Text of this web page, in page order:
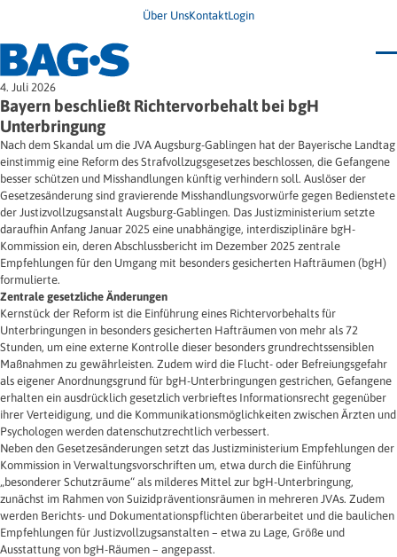
Über UnsKontaktLogin
Bundestagung 2026
Wo finde ich Hilfe?
News
Termine
Veröffentlichungen
Infodienst
Wegweiser
Jugendbroschüre
Impulse
Presse & Stellungnahmen
Newsletter
Unsere Themen
Angehörige
Ersatzfreiheitsstrafe
Freie Straffälligenhilfe
Gesundheit
Migration
Frauen
Wohnen
4. Juli 2026
Bayern beschließt Richtervorbehalt bei bgH
Unterbringung
Nach dem Skandal um die JVA Augsburg-Gablingen hat der Bayerische Landtag
einstimmig eine Reform des Strafvollzugsgesetzes beschlossen, die Gefangene
besser schützen und Misshandlungen künftig verhindern soll. Auslöser der
Gesetzesänderung sind gravierende Misshandlungsvorwürfe gegen Bedienstete
der Justizvollzugsanstalt Augsburg-Gablingen. Das Justizministerium setzte
daraufhin Anfang Januar 2025 eine unabhängige, interdisziplinäre bgH-
Kommission ein, deren Abschlussbericht im Dezember 2025 zentrale
Empfehlungen für den Umgang mit besonders gesicherten Hafträumen (bgH)
formulierte.
Zentrale gesetzliche Änderungen
Kernstück der Reform ist die Einführung eines Richtervorbehalts für
Unterbringungen in besonders gesicherten Hafträumen von mehr als 72
Stunden, um eine externe Kontrolle dieser besonders grundrechtssensiblen
Maßnahmen zu gewährleisten. Zudem wird die Flucht- oder Befreiungsgefahr
als eigener Anordnungsgrund für bgH-Unterbringungen gestrichen, Gefangene
erhalten ein ausdrücklich gesetzlich verbrieftes Informationsrecht gegenüber
ihrer Verteidigung, und die Kommunikationsmöglichkeiten zwischen Ärzten und
Psychologen werden datenschutzrechtlich verbessert.
Neben den Gesetzesänderungen setzt das Justizministerium Empfehlungen der
Kommission in Verwaltungsvorschriften um, etwa durch die Einführung
„besonderer Schutzräume“ als milderes Mittel zur bgH-Unterbringung,
zunächst im Rahmen von Suizidpräventionsräumen in mehreren JVAs. Zudem
werden Berichts- und Dokumentationspflichten überarbeitet und die baulichen
Empfehlungen für Justizvollzugsanstalten – etwa zu Lage, Größe und
Ausstattung von bgH-Räumen – angepasst.